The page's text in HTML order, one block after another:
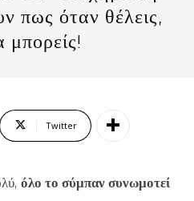
πως όταν θέλεις,
μπορείς!
Twitter
όλο το σύμπαν συνωμοτεί